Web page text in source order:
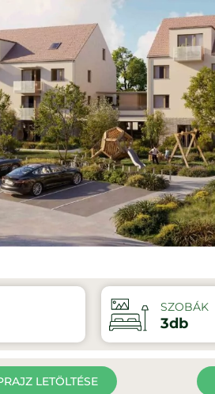
SZOBÁK
3db
LETÖLTÉSE